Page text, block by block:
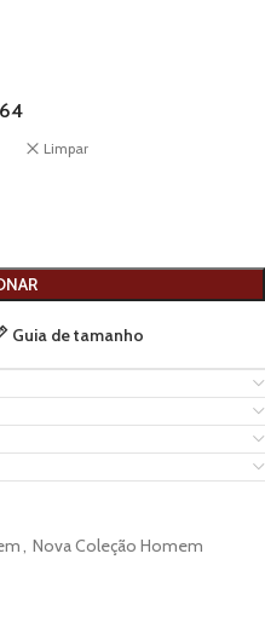
64
Limpar
Guia de tamanho
, Nova Coleção Homem